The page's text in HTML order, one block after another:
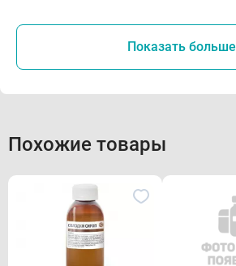
Показать больше
Похожие товары